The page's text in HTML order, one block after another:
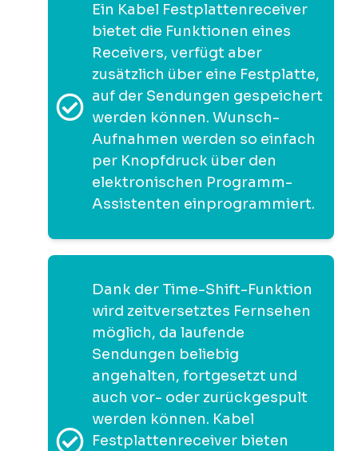
Ein Kabel Festplattenreceiver
bietet die Funktionen eines
Receivers, verfügt aber
zusätzlich über eine Festplatte,
auf der Sendungen gespeichert
werden können. Wunsch-
Aufnahmen werden so einfach
per Knopfdruck über den
elektronischen Programm-
Assistenten einprogrammiert.
Dank der Time-Shift-Funktion
wird zeitversetztes Fernsehen
möglich, da laufende
Sendungen beliebig
angehalten, fortgesetzt und
auch vor- oder zurückgespult
werden können. Kabel
Festplattenreceiver bieten